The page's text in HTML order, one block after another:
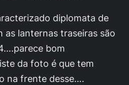
diplomata de
as lanternas traseiras são
bom
da foto é que tem
na frente desse….